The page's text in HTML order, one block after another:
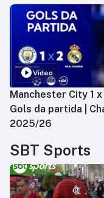
Vídeo
Manchester City 1
Gols da partida |
2025/26
SBT Sports